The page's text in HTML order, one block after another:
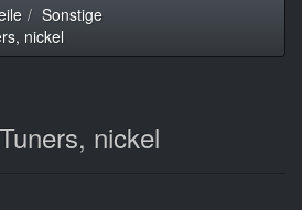
Sonstige
nickel
nickel